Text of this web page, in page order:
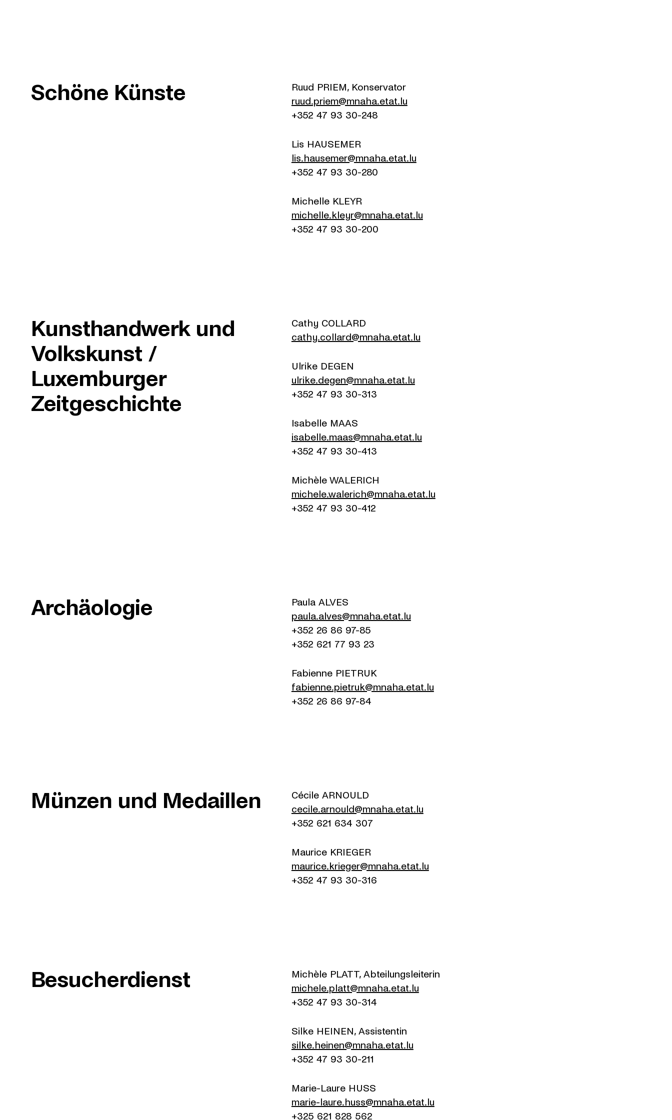
Schöne Künste
Ruud PRIEM, Konservator
ruud.priem@mnaha.etat.lu
+352 47 93 30-248
Lis HAUSEMER
lis.hausemer@mnaha.etat.lu
+352 47 93 30-280
Michelle KLEYR
michelle.kleyr@mnaha.etat.lu
+352 47 93 30-200
Kunsthandwerk und
Volkskunst /
Luxemburger
Zeitgeschichte
Cathy COLLARD
cathy.collard@mnaha.etat.lu
Ulrike DEGEN
ulrike.degen@mnaha.etat.lu
+352 47 93 30-313
Isabelle MAAS
isabelle.maas@mnaha.etat.lu
+352 47 93 30-413
Michèle WALERICH
michele.walerich@mnaha.etat.lu
+352 47 93 30-412
Archäologie
Paula ALVES
paula.alves@mnaha.etat.lu
+352 26 86 97-85
+352 621 77 93 23
Fabienne PIETRUK
fabienne.pietruk@mnaha.etat.lu
+352 26 86 97-84
Münzen und Medaillen
Cécile ARNOULD
cecile.arnould@mnaha.etat.lu
+352 621 634 307
Maurice KRIEGER
maurice.krieger@mnaha.etat.lu
+352 47 93 30-316
Besucherdienst
Michèle PLATT, Abteilungsleiterin
michele.platt@mnaha.etat.lu
+352 47 93 30-314
Silke HEINEN, Assistentin
silke.heinen@mnaha.etat.lu
+352 47 93 30-211
Marie-Laure HUSS
marie-laure.huss@mnaha.etat.lu
+325 621 828 562